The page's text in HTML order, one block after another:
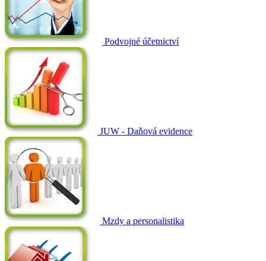
Podvojné účetnictví
JUW - Daňová evidence
Mzdy a personalistika